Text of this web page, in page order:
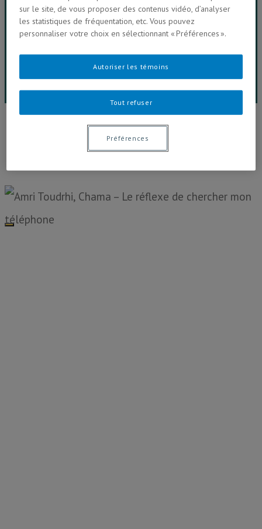
Vidéos & Balados
Salle de presse
Contactez-nous
24h (dé)connecté
Plus de 100 personnes étudiant à la Faculté de
des médias électroniques et réseaux
socionumériques et racontent ici leur expérience...
sur le site, de vous proposer des contenus vidéo, d’analyser
les statistiques de fréquentation, etc. Vous pouvez
personnaliser votre choix en sélectionnant « Préférences ».
Tout refuser
Autoriser les témoins
Préférences